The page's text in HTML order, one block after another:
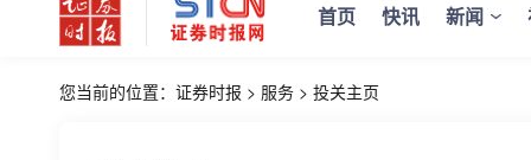
首页 快讯 新闻
您当前的位置： 证券时报 > 服务 > 投关主页